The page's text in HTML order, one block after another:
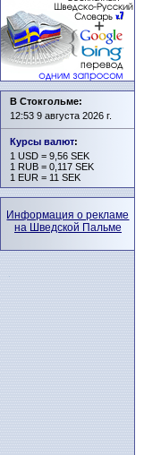
В Стокгольме:
12:53 9 августа 2026 г.
Курсы валют:
1 USD = 9,56 SEK
1 RUB = 0,117 SEK
1 EUR = 11 SEK
Информация о рекламе
на Шведской Пальме